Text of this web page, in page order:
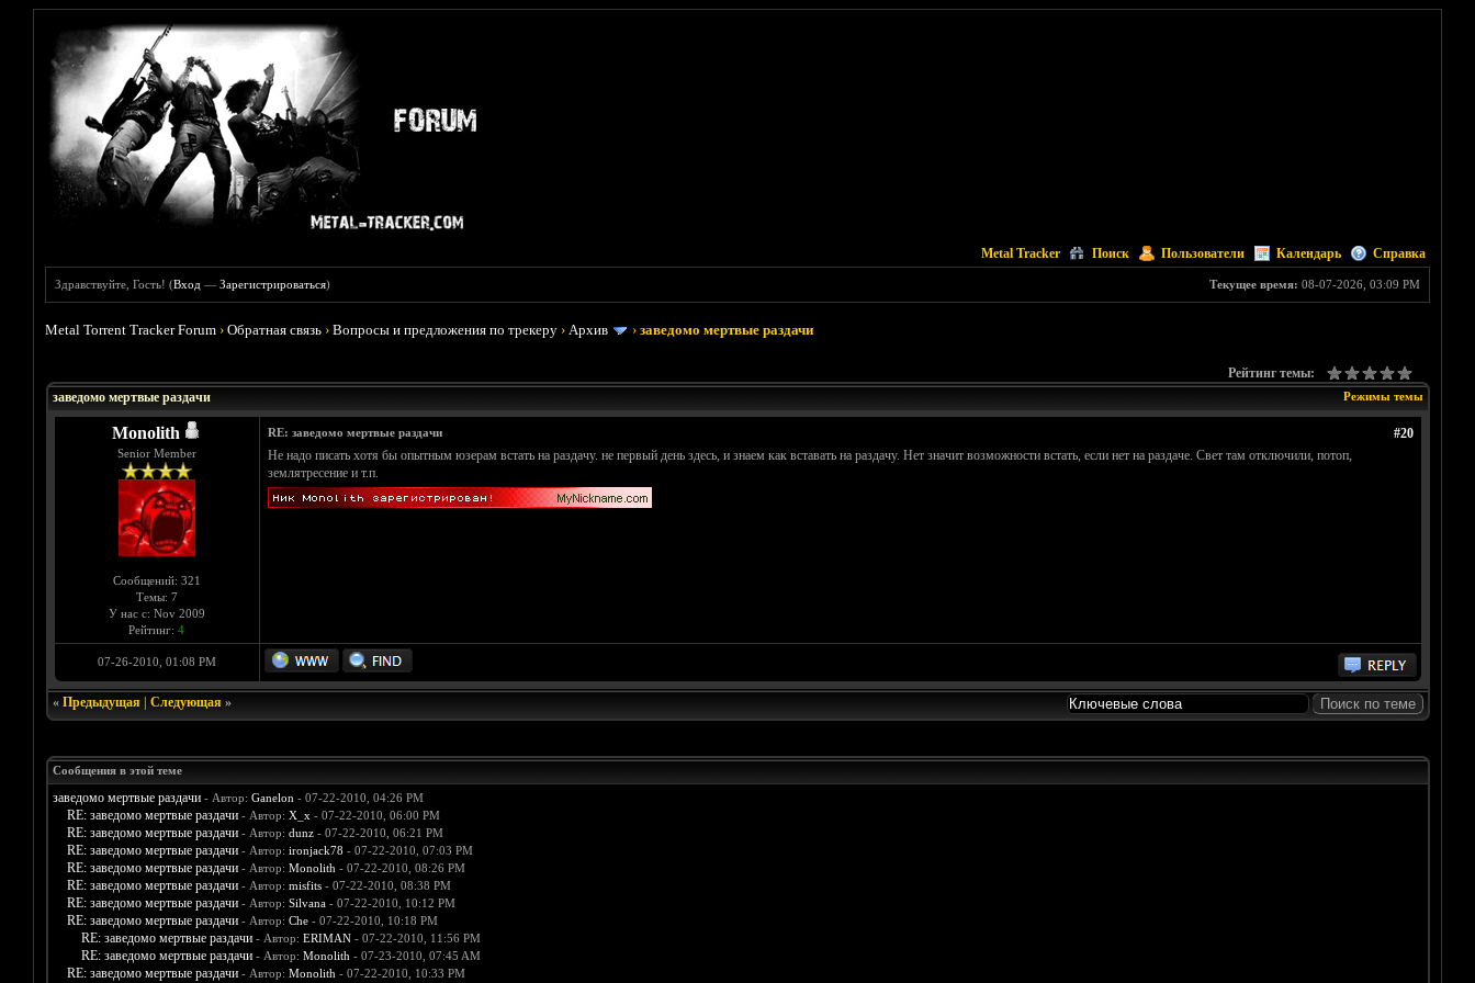
Metal Tracker Поиск Пользователи Календарь Справка
Текущее время: 08-07-2026, 03:09 PM
Здравствуйте, Гость! (Вход —Зарегистрироваться)
Metal Torrent Tracker Forum ›Обратная связь ›Вопросы и предложения по трекеру ›Архив ›заведомо мертвые раздачи
Рейтинг темы:
Режимы темы
заведомо мертвые раздачи
Monolith
Senior Member
Сообщений: 321
Темы: 7
У нас с: Nov 2009
Рейтинг: 4
#20
RE: заведомо мертвые раздачи
Не надо писать хотя бы опытным юзерам встать на раздачу. не первый день здесь, и знаем как вставать на раздачу. Нет значит возможности встать, если нет на раздаче. Свет там отключили, потоп,
землятресение и т.п.
07-26-2010, 01:08 PM
« Предыдущая| Следующая»
Сообщения в этой теме
заведомо мертвые раздачи - Автор: Ganelon - 07-22-2010, 04:26 PM
RE: заведомо мертвые раздачи - Автор: X_x - 07-22-2010, 06:00 PM
RE: заведомо мертвые раздачи - Автор: dunz- 07-22-2010, 06:21 PM
RE: заведомо мертвые раздачи - Автор: ironjack78 - 07-22-2010, 07:03 PM
RE: заведомо мертвые раздачи - Автор: Monolith - 07-22-2010, 08:26 PM
RE: заведомо мертвые раздачи - Автор: misfits- 07-22-2010, 08:38 PM
RE: заведомо мертвые раздачи - Автор: Silvana- 07-22-2010, 10:12 PM
RE: заведомо мертвые раздачи - Автор: Che- 07-22-2010, 10:18 PM
RE: заведомо мертвые раздачи - Автор: ERIMAN- 07-22-2010, 11:56 PM
RE: заведомо мертвые раздачи - Автор: Monolith - 07-23-2010, 07:45 AM
RE: заведомо мертвые раздачи - Автор: Monolith - 07-22-2010, 10:33 PM